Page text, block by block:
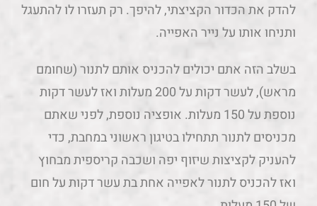
להדק את הכדור הקציצתי, להיפך. רק תעזרו לו להתעגל
ותניחו אותו על נייר האפייה.
בשלב הזה אתם יכולים להכניס אותם לתנור (שחומם
מראש), לעשר דקות על 200 מעלות ואז לעשר דקות
נוספת על 150 מעלות. אופציה נוספת, לפני שאתם
מכניסים לתנור תתחילו בטיגון ראשוני במחבת, כדי
להעניק לקציצות שיזוף יפה ושכבה קריספית מבחוץ
ואז להכניס לתנור לאפייה אחת בת עשר דקות על חום